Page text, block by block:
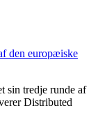
den europæiske
sin tredje runde af
Distributed